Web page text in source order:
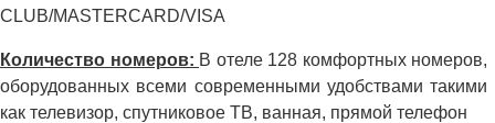
CLUB/MASTERCARD/VISA
Количество номеров: В отеле 128 комфортных номеров,
оборудованных всеми современными удобствами такими
как телевизор, спутниковое ТВ, ванная, прямой телефон